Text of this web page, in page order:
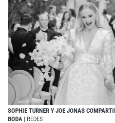
SOPHIE TURNER Y JOE JONAS
BODA | REDES